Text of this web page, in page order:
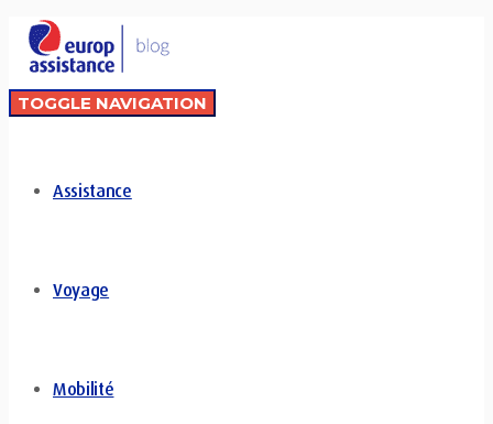
TOGGLE NAVIGATION
Assistance
Voyage
Mobilité